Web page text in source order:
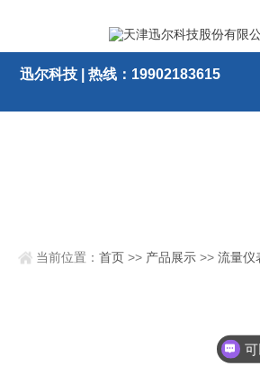
迅尔科技 | 热线：19902183615
当前位置：首页 >> 产品展示 >>流量仪